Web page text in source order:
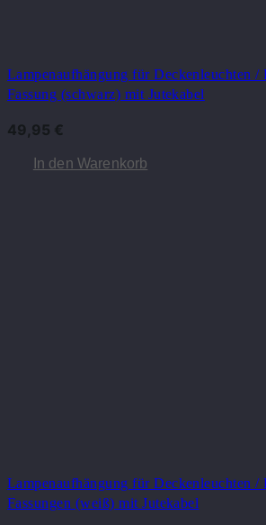
Lampenaufhängung für Deckenleuchten /
Fassung (schwarz) mit Jutekabel
49,95 €
In den Warenkorb
Lampenaufhängung für Deckenleuchten /
Fassungen (weiß) mit Jutekabel